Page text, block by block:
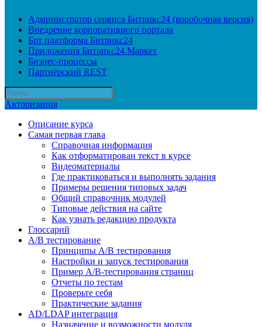
Администратор сервиса Битрикс24 (коробочная версия)
Внедрение корпоративного портала
Бот платформа Битрикс24
Приложения Битрикс24.Маркет
Бизнес-процессы
Партнёрский REST
Авторизация
Описание курса
Самая первая глава
Справочная информация
Как отформатирован текст в курсе
Видеоматериалы
Где практиковаться и выполнять задания
Примеры решения типовых задач
Общий справочник модулей
Типовые действия на сайте
Как узнать редакцию продукта
Глоссарий
A/B тестирование
Принципы A/B тестирования
Настройки и запуск тестирования
Пример A/B-тестирования страниц
Отчеты по тестам
Проверьте себя
Практические задания
AD/LDAP интеграция
Назначение и возможности модуля